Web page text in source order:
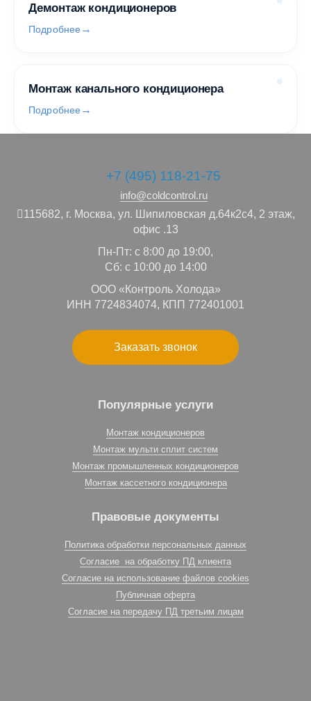
Демонтаж кондиционеров
Подробнее
Монтаж канального кондиционера
Подробнее
+7 (495) 118-21-75
info@coldcontrol.ru
115682, г. Москва, ул. Шипиловская д.64к2с4, 2 этаж,
офис .13
Пн-Пт: с 8:00 до 19:00,
Сб: с 10:00 до 14:00
ООО «Контроль Холода»
ИНН 7724834074, КПП 772401001
Заказать звонок
Популярные услуги
Монтаж кондиционеров
Монтаж мульти сплит систем
Монтаж промышленных кондиционеров
Монтаж кассетного кондиционера
Правовые документы
Политика обработки персональных данных
Согласие на обработку ПД клиента
Согласие на использование файлов cookies
Публичная оферта
Согласие на передачу ПД третьим лицам